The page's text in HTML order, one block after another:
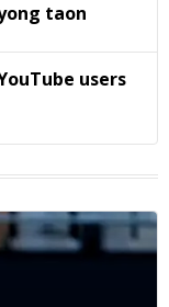
taon
users